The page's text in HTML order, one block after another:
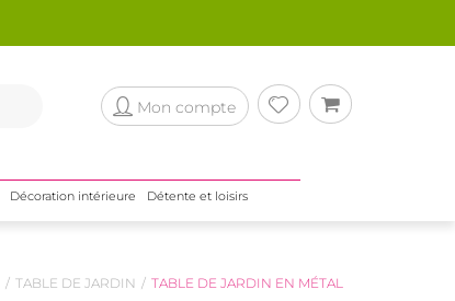
Mon compte
Décoration intérieure Détente et loisirs
TABLE DE JARDIN TABLE DE JARDIN EN MÉTAL